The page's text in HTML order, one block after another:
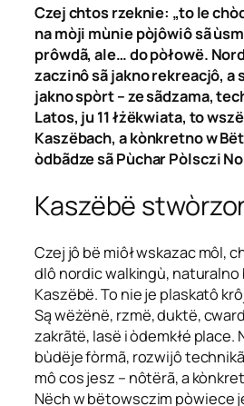
Czej chtos rzeknie: „to le
na mòji mùnie pòjôwiô sã
prôwdã, ale… do pòłowë.
zaczinô sã jakno rekreacjô, a
jakno spòrt – ze sãdzama,
Latos, ju 11 łżëkwiata, to
Kaszëbach, a kònkretno w
òdbãdze sã Pùchar Pòlsczi
Kaszëbë
Czej jô bë miôł wskazac môl,
dlô nordic walkingù, naturalno
Kaszëbë. To nie je plaskatô
Są wëżënë, rzmë, duktë,
zakrãtë, lasë i òdemkłé place.
bùdëje fòrmã, rozwijô
mô cos jesz – nôtërã, a
Nëch w bëtowsczim pòwiece